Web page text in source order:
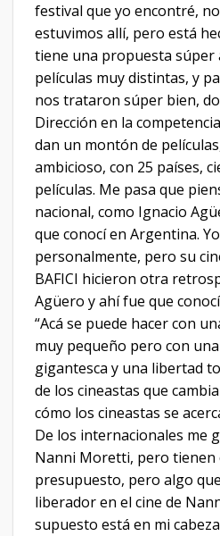
festival que yo encontré,
estuvimos allí, pero está
tiene una propuesta súper
películas muy distintas, y
nos trataron súper bien,
Dirección en la
dan un montón de
ambicioso, con 25 países,
películas. Me pasa que
nacional, como Ignacio
que conocí en Argentina.
personalmente, pero su
BAFICI hicieron otra
Agüero y ahí fue que
“Acá se puede hacer con
muy pequeño pero con
gigantesca y una libertad
de los cineastas que
cómo los cineastas se
De los internacionales me
Nanni Moretti, pero
presupuesto, pero algo
liberador en el cine de
supuesto está en mi